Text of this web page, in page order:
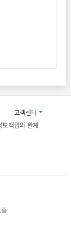
고객센터
보책임의 한계